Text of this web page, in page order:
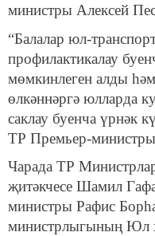
министры Алексей
“Балалар юл-
профилактикалау
мөмкинлеген алды
өлкәннәргә юлларда
саклау буенча үрнәк
ТР Премьер-
Чарада ТР
җитәкчесе Шамил
министры Рафис
министрлыгының Юл